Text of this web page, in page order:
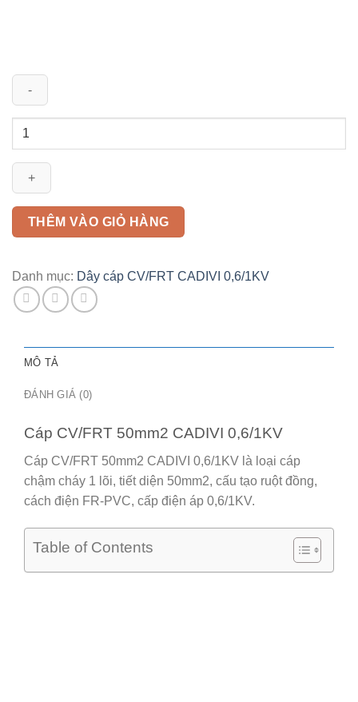
Cáp
50mm2
CADIVI
lượng
THÊM VÀO GIỎ HÀNG
Danh mục: Dây cáp CV/FRT CADIVI 0,6/1KV
MÔ TẢ
ĐÁNH GIÁ (0)
Cáp CV/FRT 50mm2 CADIVI 0,6/1KV
Cáp CV/FRT 50mm2 CADIVI 0,6/1KV là loại cáp
chậm cháy 1 lõi, tiết diện 50mm2, cấu tạo ruột đồng,
cách điện FR-PVC, cấp điện áp 0,6/1KV.
Table of Contents